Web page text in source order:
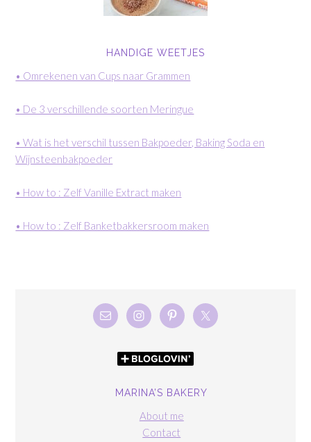
HANDIGE WEETJES
• Omrekenen van Cups naar Grammen
• De 3 verschillende soorten Meringue
• Wat is het verschil tussen Bakpoeder, Baking Soda en
Wijnsteenbakpoeder
• How to : Zelf Vanille Extract maken
• How to : Zelf Banketbakkersroom maken
MARINA’S BAKERY
About me
Contact